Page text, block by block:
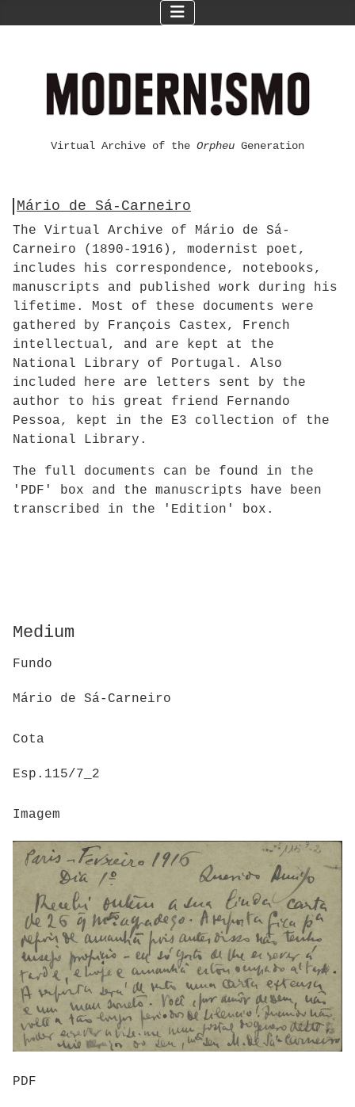
Virtual Archive of the Orpheu Generation
Mário de Sá-Carneiro
The Virtual Archive of Mário de Sá-
Carneiro (1890-1916), modernist poet,
includes his correspondence, notebooks,
manuscripts and published work during his
lifetime. Most of these documents were
gathered by François Castex, French
intellectual, and are kept at the
National Library of Portugal. Also
included here are letters sent by the
author to his great friend Fernando
Pessoa, kept in the E3 collection of the
National Library.
The full documents can be found in the
'PDF' box and the manuscripts have been
transcribed in the 'Edition' box.
Medium
Fundo
Mário de Sá-Carneiro
Cota
Esp.115/7_2
Imagem
PDF